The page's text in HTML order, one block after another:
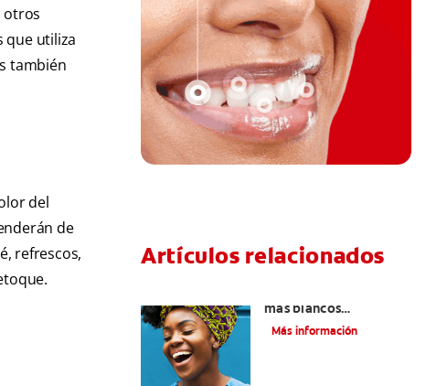
otros
que utiliza
también
del
de
refrescos,
Artículos relacionados
más blancos
consumiendo los
Más información